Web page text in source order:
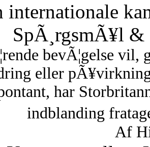
internationale
SpÃ¸rgsmÃ¥l
bevÃ¦gelse vil,
eller
har
indblanding
Af